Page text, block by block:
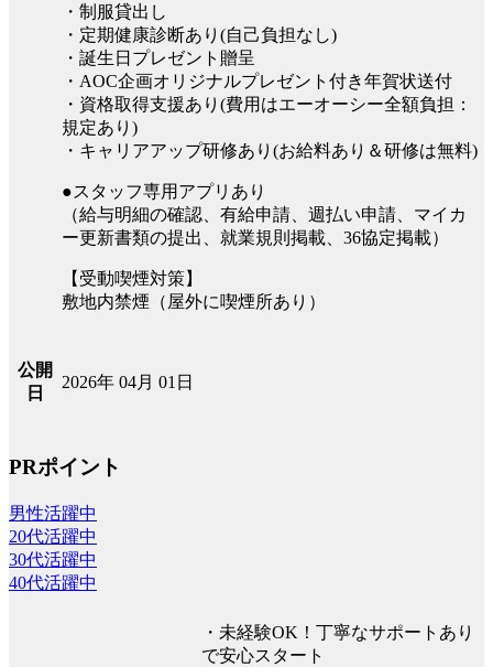
・制服貸出し
・定期健康診断あり(自己負担なし)
・誕生日プレゼント贈呈
・AOC企画オリジナルプレゼント付き年賀状送付
・資格取得支援あり(費用はエーオーシー全額負担：
規定あり)
・キャリアアップ研修あり(お給料あり＆研修は無料)
●スタッフ専用アプリあり
（給与明細の確認、有給申請、週払い申請、マイカ
ー更新書類の提出、就業規則掲載、36協定掲載）
【受動喫煙対策】
敷地内禁煙（屋外に喫煙所あり）
公開
日
2026年 04月 01日
PRポイント
男性活躍中
20代活躍中
30代活躍中
40代活躍中
・未経験OK！丁寧なサポートあり
で安心スタート